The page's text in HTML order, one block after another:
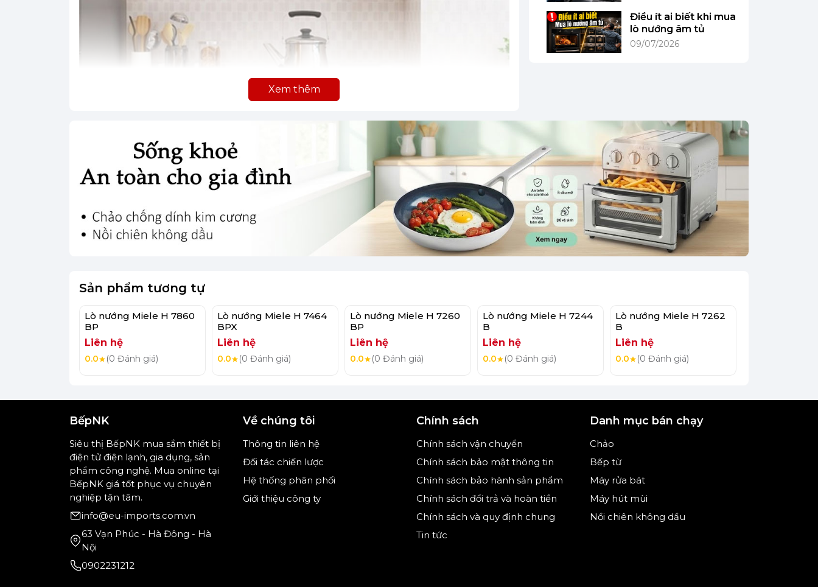
Với chức năng chức năng kết hợp vi sóng hoặc sử dụng nướng hay vi sóng riêng lẻ
không chỉ giúp bạn chế biến thức ăn dễ dàng mà còn giúp bạn tiết kiệm không gian
hơn.
chắc chắn, bền đẹp, không để lại dấu vân tay trên bề mặt.
Xem thêm
Điều ít ai biết khi mua
lò nướng âm tủ
09/07/2026
Sản phẩm tương tự
Lò nướng Miele H 7860
BP
Liên hệ
0.0 (0 Đánh giá)
Lò nướng Miele H 7464
BPX
Liên hệ
0.0 (0 Đánh giá)
Lò nướng Miele H 7260
BP
Liên hệ
0.0 (0 Đánh giá)
Lò nướng Miele H 7244
B
Liên hệ
0.0 (0 Đánh giá)
Lò nướng Miele H 7262
B
Liên hệ
0.0 (0 Đánh giá)
BếpNK
Siêu thị BếpNK mua sắm thiết bị
điện tử điện lạnh, gia dụng, sản
phẩm công nghệ. Mua online tại
BếpNK giá tốt phục vụ chuyên
nghiệp tận tâm.
info@eu-imports.com.vn
63 Vạn Phúc - Hà Đông - Hà
Nội
0902231212
Về chúng tôi
Thông tin liên hệ
Đối tác chiến lược
Hệ thống phân phối
Giới thiệu công ty
Chính sách
Chính sách vận chuyển
Chính sách bảo mật thông tin
Chính sách bảo hành sản phẩm
Chính sách đổi trả và hoàn tiền
Chính sách và quy định chung
Tin tức
Danh mục bán chạy
Chảo
Bếp từ
Máy rửa bát
Máy hút mùi
Nồi chiên không dầu